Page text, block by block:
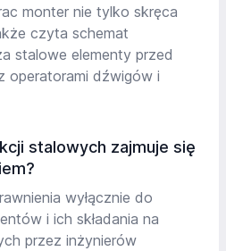
monter nie tylko skręca
czyta schemat
stalowe elementy przed
operatorami dźwigów i
stalowych zajmuje się
wyłącznie do
i ich składania na
przez inżynierów